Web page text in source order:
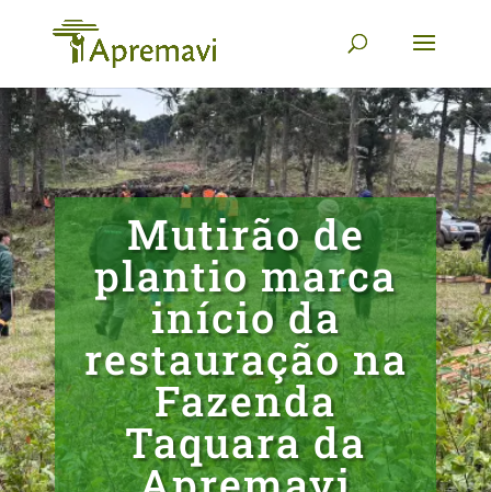
Mutirão de
plantio marca
início da
restauração na
Fazenda
Taquara da